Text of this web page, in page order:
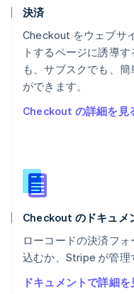
決済
Checkout をウェブサ
トするページに誘導
も、サブスクでも、
ができます。
Checkout の詳細を見
Checkout のドキュメ
ローコードの決済フ
込むか、Stripe が管理
ドキュメントで詳細を
ベルギー
ポーランド
English
ポルトガル
Português
English
Español
ラトビア
リトアニア
リヒテンシュタイ
DeutschEnglish
English